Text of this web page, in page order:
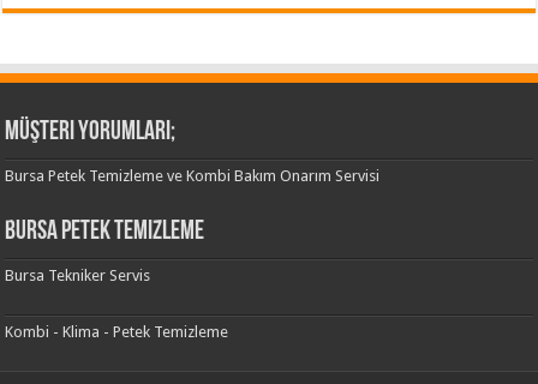
Müşteri Yorumları;
Bursa Petek Temizleme ve Kombi Bakım Onarım Servisi
Bursa Petek Temizleme
Bursa Tekniker Servis
Kombi - Klima - Petek Temizleme